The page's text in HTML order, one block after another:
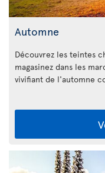
Automne
Découvrez les teintes
magasinez dans les
vivifiant de l'automne